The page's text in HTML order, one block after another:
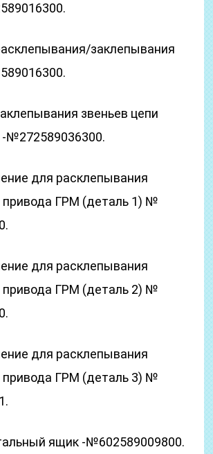
заклепывания
звеньев цепи
№272589036300.
для расклепывания
привода ГРМ (деталь 1) №
для расклепывания
привода ГРМ (деталь 2) №
для расклепывания
привода ГРМ (деталь 3) №
ящик -№602589009800.